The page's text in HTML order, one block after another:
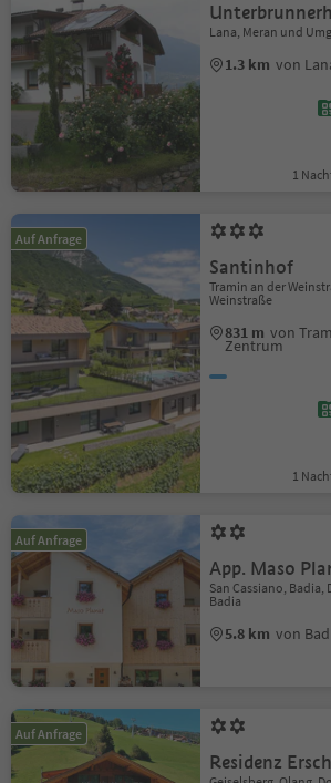
Lana, Meran und
1.3 km von
1
Auf Anfrage
Santinhof
Tramin an der
Weinstraße
831 m von
Zentrum
1
Auf Anfrage
App. Maso
San Cassiano,
Badia
5.8 km von
Auf Anfrage
Residenz